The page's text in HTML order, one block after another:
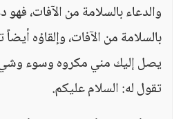
والدعاء بالسلامة من الآفات، فهو
بالسلامة من الآفات، وإلقاؤه أيضاً
يصل إليك مني مكروه وسوء
تقول له: السلام عليكم.